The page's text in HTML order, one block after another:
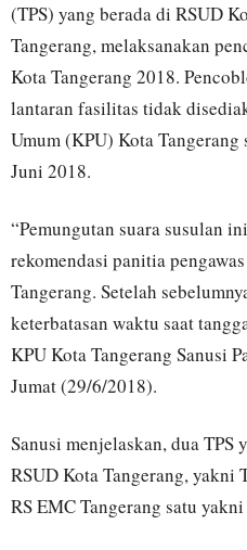
(TPS) yang berada di RSUD
Tangerang, melaksanakan
Kota Tangerang 2018.
lantaran fasilitas tidak
Umum (KPU) Kota Tangerang
Juni 2018.
“Pemungutan suara susulan
rekomendasi panitia
Tangerang. Setelah
keterbatasan waktu saat
KPU Kota Tangerang Sanusi
Jumat (29/6/2018).
Sanusi menjelaskan, dua
RSUD Kota Tangerang, yakni
RS EMC Tangerang satu yakni